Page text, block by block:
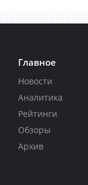
Главное
Новости
Аналитика
Рейтинги
Обзоры
Архив